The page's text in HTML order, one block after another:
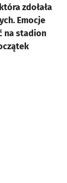
zdołała
Emocje
na stadion